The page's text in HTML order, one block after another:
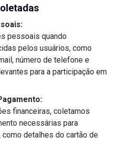
pessoais quando
pelos usuários, como
número de telefone e
para a participação em
financeiras, coletamos
necessárias para
detalhes do cartão de